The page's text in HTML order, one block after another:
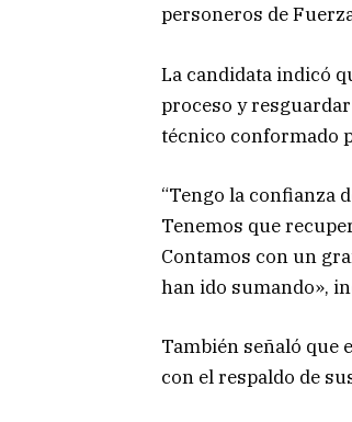
personeros de
La candidata indicó
proceso y
técnico conformado
“Tengo la confianza
Tenemos que
Contamos con un
han ido sumando»,
También señaló que
con el respaldo de